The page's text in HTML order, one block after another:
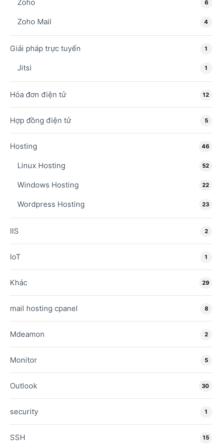
Zoho 6
Zoho Mail 4
Giải pháp trực tuyến 1
Jitsi 1
Hóa đơn điện tử 12
Hợp đồng điện tử 5
Hosting 46
Linux Hosting 52
Windows Hosting 22
Wordpress Hosting 23
IIS 2
IoT 1
Khác 29
mail hosting cpanel 8
Mdeamon 2
Monitor 5
Outlook 30
security 1
SSH 15